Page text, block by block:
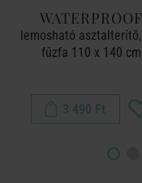
WATERPROOF
lemosható
fűzfa 110 x 140 cm
3 490 Ft